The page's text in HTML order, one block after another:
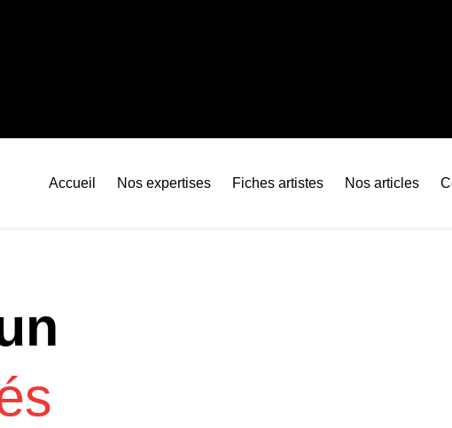
Accueil Nos expertises Fiches artistes Nos articles